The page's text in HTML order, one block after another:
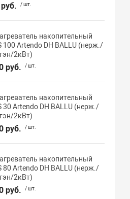
/ шт.
накопительный
100 Artendo DH BALLU (нерж./
2кВт)
руб. / шт.
накопительный
30 Artendo DH BALLU (нерж./
2кВт)
руб. / шт.
накопительный
80 Artendo DH BALLU (нерж./
2кВт)
руб. / шт.